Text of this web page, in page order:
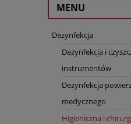
MENU
Dezynfekcja
Dezynfekcja i
instrumentów
Dezynfekcja
medycznego
Higieniczna i